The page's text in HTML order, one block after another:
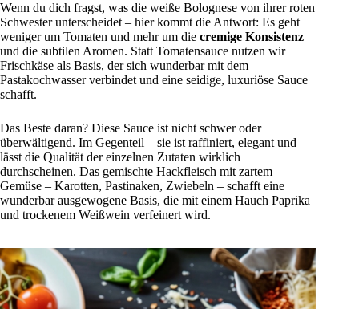
Wenn du dich fragst, was die weiße Bolognese von ihrer roten
Schwester unterscheidet – hier kommt die Antwort: Es geht
weniger um Tomaten und mehr um die cremige Konsistenz
und die subtilen Aromen. Statt Tomatensauce nutzen wir
Frischkäse als Basis, der sich wunderbar mit dem
Pastakochwasser verbindet und eine seidige, luxuriöse Sauce
schafft.
Das Beste daran? Diese Sauce ist nicht schwer oder
überwältigend. Im Gegenteil – sie ist raffiniert, elegant und
lässt die Qualität der einzelnen Zutaten wirklich
durchscheinen. Das gemischte Hackfleisch mit zartem
Gemüse – Karotten, Pastinaken, Zwiebeln – schafft eine
wunderbar ausgewogene Basis, die mit einem Hauch Paprika
und trockenem Weißwein verfeinert wird.